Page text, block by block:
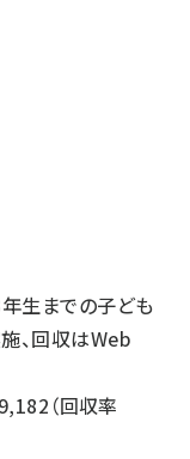
生までの子ども
、回収はWeb
（回収率